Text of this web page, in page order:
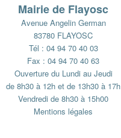
Mairie de Flayosc
Avenue Angelin German
83780 FLAYOSC
Tél : 04 94 70 40 03
Fax : 04 94 70 40 63
Ouverture du Lundi au Jeudi
de 8h30 à 12h et de 13h30 à 17h
Vendredi de 8h30 à 15h00
Mentions légales